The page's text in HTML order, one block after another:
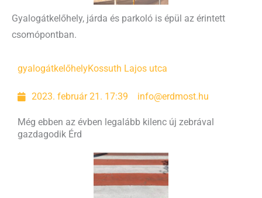
Gyalogátkelőhely, járda és parkoló is épül az érintett
csomópontban.
gyalogátkelőhelyKossuth Lajos utca
2023. február 21. 17:39 info@erdmost.hu
Még ebben az évben legalább kilenc új zebrával
gazdagodik Érd